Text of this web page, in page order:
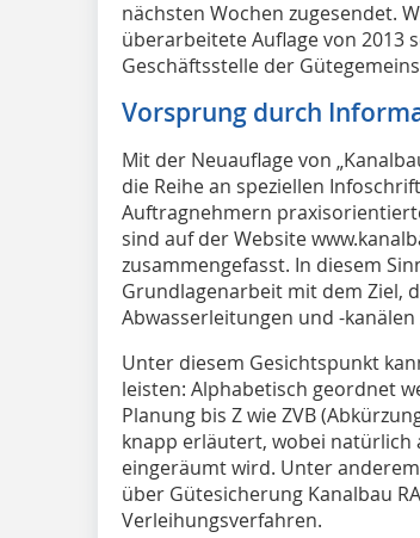
nächsten Wochen zugesendet.
überarbeitete Auflage von 2013
Geschäftsstelle der
Vorsprung durch
Mit der Neuauflage von
die Reihe an speziellen
Auftragnehmern
sind auf der Website
zusammengefasst. In diesem
Grundlagenarbeit mit dem Ziel,
Abwasserleitungen und -
Unter diesem Gesichtspunkt
leisten: Alphabetisch geordnet
Planung bis Z wie ZVB
knapp erläutert, wobei natürlich
eingeräumt wird. Unter
über Gütesicherung Kanalbau
Verleihungsverfahren.